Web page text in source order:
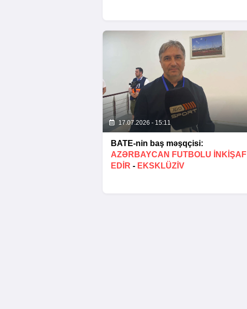
17.07.2026 - 15:11
BATE-nin baş məşqçisi:
AZƏRBAYCAN FUTBOLU INKIŞAF
EDIR - EKSKLÜZİV